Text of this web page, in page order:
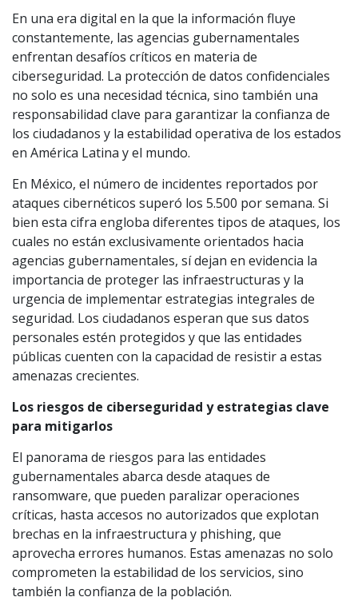
En una era digital en la que la información fluye
constantemente, las agencias gubernamentales
enfrentan desafíos críticos en materia de
ciberseguridad. La protección de datos confidenciales
no solo es una necesidad técnica, sino también una
responsabilidad clave para garantizar la confianza de
los ciudadanos y la estabilidad operativa de los estados
en América Latina y el mundo.
En México, el número de incidentes reportados por
ataques cibernéticos superó los 5.500 por semana. Si
bien esta cifra engloba diferentes tipos de ataques, los
cuales no están exclusivamente orientados hacia
agencias gubernamentales, sí dejan en evidencia la
importancia de proteger las infraestructuras y la
urgencia de implementar estrategias integrales de
seguridad. Los ciudadanos esperan que sus datos
personales estén protegidos y que las entidades
públicas cuenten con la capacidad de resistir a estas
amenazas crecientes.
Los riesgos de ciberseguridad y estrategias clave
para mitigarlos
El panorama de riesgos para las entidades
gubernamentales abarca desde ataques de
ransomware, que pueden paralizar operaciones
críticas, hasta accesos no autorizados que explotan
brechas en la infraestructura y phishing, que
aprovecha errores humanos. Estas amenazas no solo
comprometen la estabilidad de los servicios, sino
también la confianza de la población.